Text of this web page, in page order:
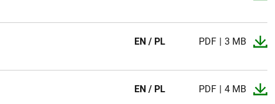
EN / PL PDF 3 MB
EN / PL PDF 4 MB